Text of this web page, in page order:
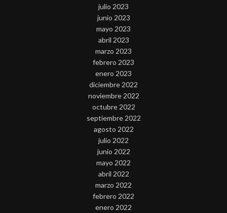
julio 2023
junio 2023
mayo 2023
abril 2023
marzo 2023
febrero 2023
enero 2023
diciembre 2022
noviembre 2022
octubre 2022
septiembre 2022
agosto 2022
julio 2022
junio 2022
mayo 2022
abril 2022
marzo 2022
febrero 2022
enero 2022